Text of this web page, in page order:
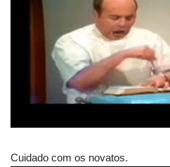
Cuidado com os novatos.